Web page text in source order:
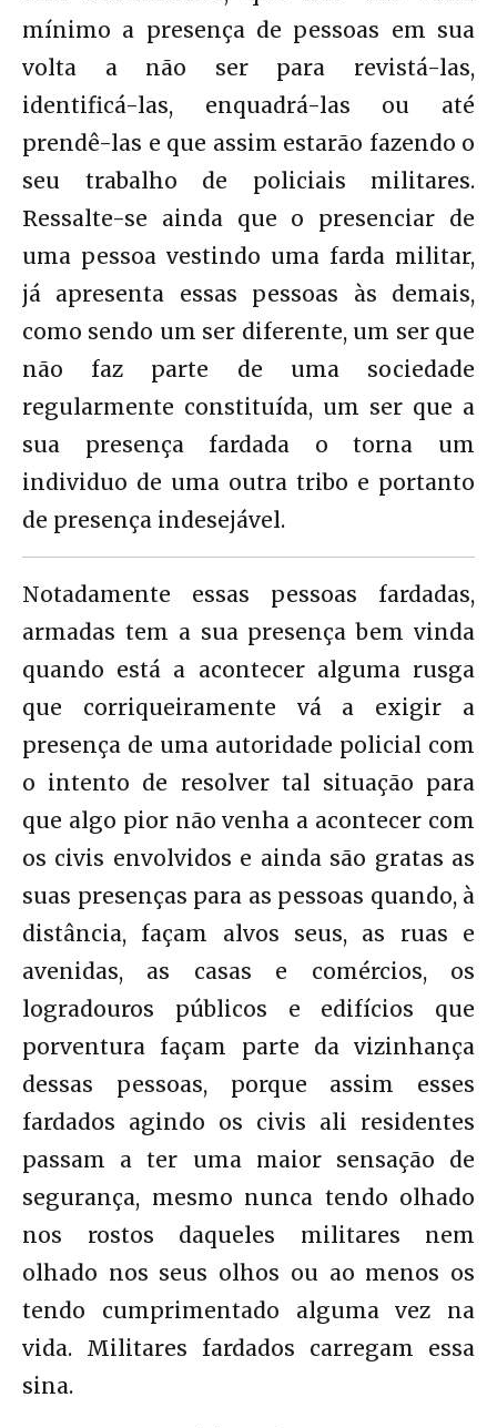
mínimo a presença de pessoas em sua
volta a não ser para revistá-las,
identificá-las, enquadrá-las ou até
prendê-las e que assim estarão fazendo o
seu trabalho de policiais militares.
Ressalte-se ainda que o presenciar de
uma pessoa vestindo uma farda militar,
já apresenta essas pessoas às demais,
como sendo um ser diferente, um ser que
não faz parte de uma sociedade
regularmente constituída, um ser que a
sua presença fardada o torna um
individuo de uma outra tribo e portanto
de presença indesejável.
Notadamente essas pessoas fardadas,
armadas tem a sua presença bem vinda
quando está a acontecer alguma rusga
que corriqueiramente vá a exigir a
presença de uma autoridade policial com
o intento de resolver tal situação para
que algo pior não venha a acontecer com
os civis envolvidos e ainda são gratas as
suas presenças para as pessoas quando, à
distância, façam alvos seus, as ruas e
avenidas, as casas e comércios, os
logradouros públicos e edifícios que
porventura façam parte da vizinhança
dessas pessoas, porque assim esses
fardados agindo os civis ali residentes
passam a ter uma maior sensação de
segurança, mesmo nunca tendo olhado
nos rostos daqueles militares nem
olhado nos seus olhos ou ao menos os
tendo cumprimentado alguma vez na
vida. Militares fardados carregam essa
sina.